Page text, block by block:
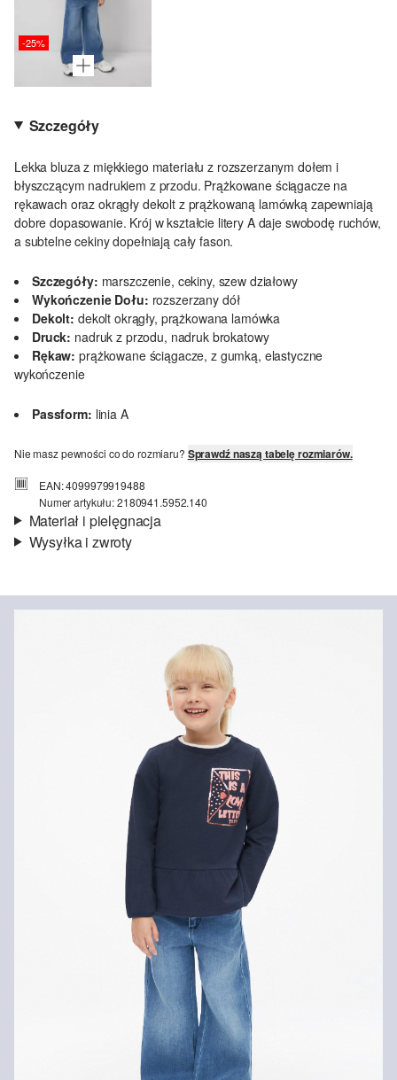
-25%
Szczegóły
Lekka bluza z miękkiego materiału z rozszerzanym dołem i
błyszczącym nadrukiem z przodu. Prążkowane ściągacze na
rękawach oraz okrągły dekolt z prążkowaną lamówką zapewniają
dobre dopasowanie. Krój w kształcie litery A daje swobodę ruchów,
a subtelne cekiny dopełniają cały fason.
Szczegóły: marszczenie, cekiny, szew działowy
Wykończenie Dołu: rozszerzany dół
Dekolt: dekolt okrągły, prążkowana lamówka
Druck: nadruk z przodu, nadruk brokatowy
Rękaw: prążkowane ściągacze, z gumką, elastyczne
wykończenie
Passform: linia A
Nie masz pewności co do rozmiaru? Sprawdź naszą tabelę rozmiarów.
EAN: 4099979919488
Numer artykułu: 2180941.5952.140
Materiał i pielęgnacja
Material: mieszanka bawełniana
Nie wybielać/nie chlorować
Nie suszyć w suszarce bębnowej
Pranie delikatne 30°C
Prasować w niskiej temperaturze
Nie czyścić chemicznie
Wysyłka i zwroty
Czas dostawy jest wyświetlany podczas procesu zamówienia (kroki
Koszt wysyłki wynosi 15 zł (opłata ryczałtowa).
Zwrot produktów możliwy jest w ciągu 14 dni.